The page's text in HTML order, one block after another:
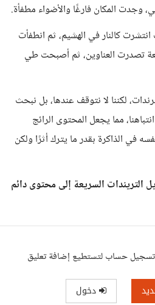
وجدت المكان فارغًا والأضواء مطفأة.
كالنار في الهشيم، ثم انطفأت
تصدرت العناوين، ثم أصبحت طي
لكننا لا نتوقف عندها، بل نبحث
مما يجعل المحتوى الرائج
في الذاكرة بقدر ما يترك أثرًا ولكن
التريندات السريعة إلى محتوى دائم
حساب لتستطيع إضافة تعليق
دخول